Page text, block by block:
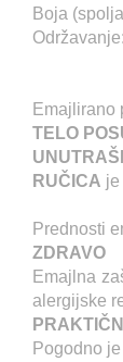
Boja
Emajlirano
TELO
RUČICA
Prednosti
ZDRAVO
Emajlna
alergijske
Pogodno